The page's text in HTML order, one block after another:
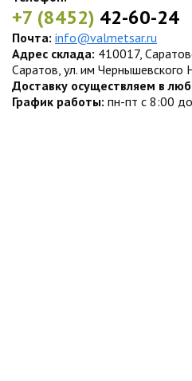
+7 (8452) 42-60-24
Почта: info@valmetsar.ru
Адрес склада: 410017,
Саратов, ул. им Чернышевского
Доставку осуществляем в
График работы: пн-пт с 8:00